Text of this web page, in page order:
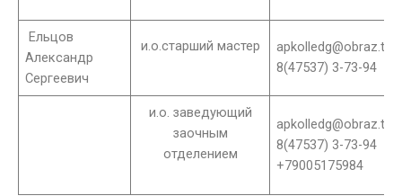
Ельцов
Александр
Сергеевич
и.о.старший мастер
8(47537) 3-73-94
и.о. заведующий
заочным
отделением
8(47537) 3-73-94
+79005175984